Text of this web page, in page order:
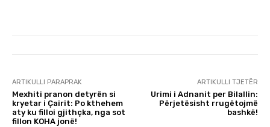
ARTIKULLI PARAPRAK
Mexhiti pranon detyrën si
kryetar i Çairit: Po kthehem
aty ku filloi gjithçka, nga sot
fillon KOHA jonë!
ARTIKULLI TJETËR
Urimi i Adnanit per Bilallin:
Përjetësisht rrugëtojmë
bashkë!